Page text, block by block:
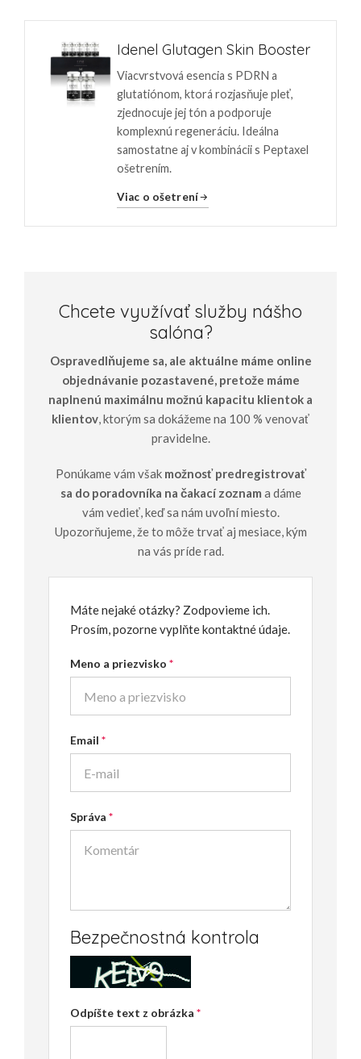
Idenel Glutagen Skin Booster
Viacvrstvová esencia s PDRN a
glutatiónom, ktorá rozjasňuje pleť,
zjednocuje jej tón a podporuje
komplexnú regeneráciu. Ideálna
samostatne aj v kombinácii s Peptaxel
ošetrením.
Viac o ošetrení
Chcete využívať služby nášho
salóna?
Ospravedlňujeme sa, ale aktuálne máme online
objednávanie pozastavené, pretože máme
naplnenú maximálnu možnú kapacitu klientok a
klientov, ktorým sa dokážeme na 100 % venovať
pravidelne.
Ponúkame vám však možnosť predregistrovať
sa do poradovníka na čakací zoznam a dáme
vám vedieť, keď sa nám uvoľní miesto.
Upozorňujeme, že to môže trvať aj mesiace, kým
na vás príde rad.
Máte nejaké otázky? Zodpovieme ich.
Prosím, pozorne vyplňte kontaktné údaje.
Meno a priezvisko
Email
Správa
Bezpečnostná kontrola
Odpíšte text z obrázka